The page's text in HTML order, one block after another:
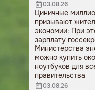
03.08.26
Циничные
призывают
экономии: При
зарплату
Министерства
можно купить
ноутбуков для
правительства
03.08.26